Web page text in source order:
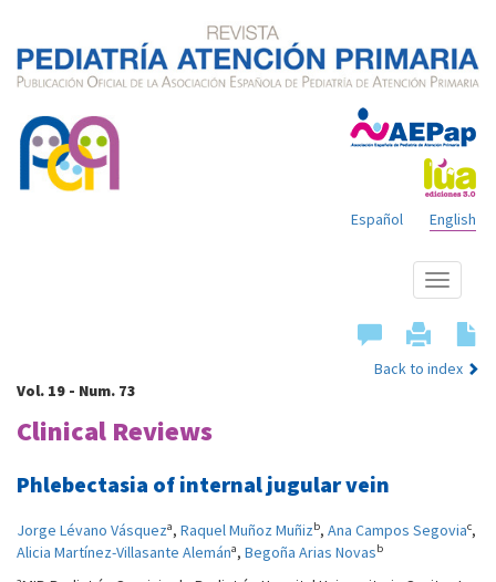
English
Español
Show
menu
Back to index
Vol. 19 - Num. 73
Clinical Reviews
Phlebectasia of internal jugular vein
Jorge Lévano Vásqueza, Raquel Muñoz Muñizb, Ana Campos Segoviac,
Alicia Martínez-Villasante Alemána, Begoña Arias Novasb